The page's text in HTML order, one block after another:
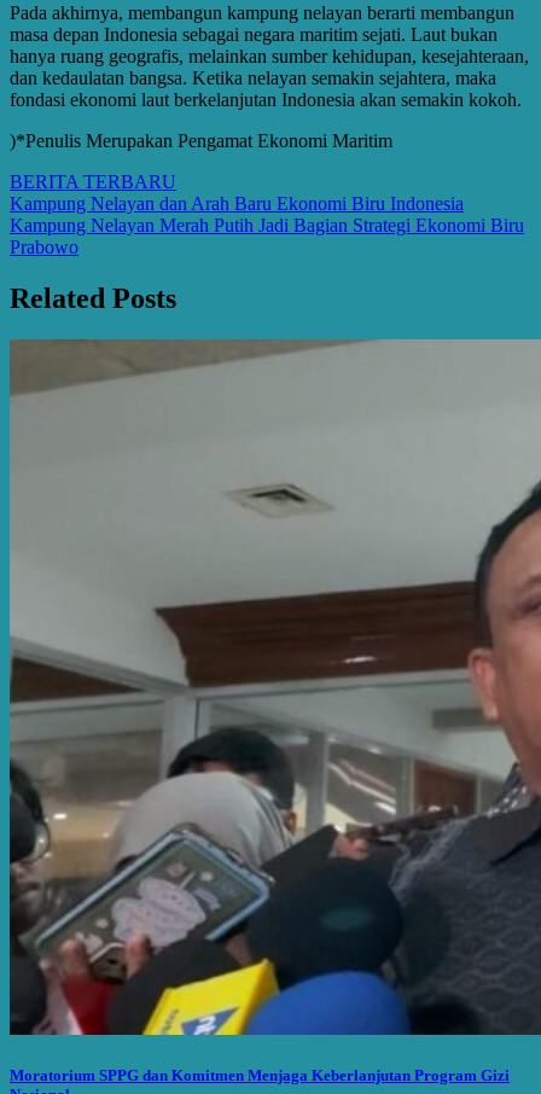
Pada akhirnya, membangun kampung nelayan berarti membangun
masa depan Indonesia sebagai negara maritim sejati. Laut bukan
hanya ruang geografis, melainkan sumber kehidupan, kesejahteraan,
dan kedaulatan bangsa. Ketika nelayan semakin sejahtera, maka
fondasi ekonomi laut berkelanjutan Indonesia akan semakin kokoh.
)*Penulis Merupakan Pengamat Ekonomi Maritim
BERITA TERBARU
Post
navigation
Kampung Nelayan dan Arah Baru Ekonomi Biru Indonesia
Kampung Nelayan Merah Putih Jadi Bagian Strategi Ekonomi Biru
Prabowo
Related Posts
Moratorium SPPG dan Komitmen Menjaga Keberlanjutan Program Gizi